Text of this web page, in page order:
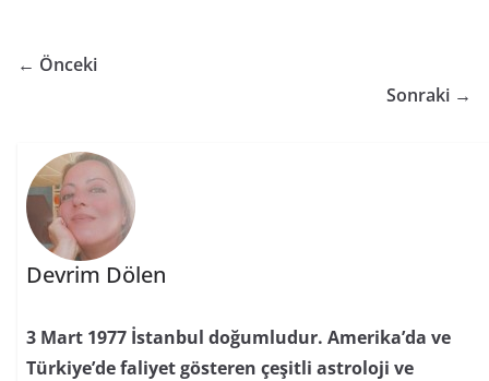
← Önceki
Sonraki →
Devrim Dölen
3 Mart 1977 İstanbul doğumludur. Amerika’da ve
Türkiye’de faliyet gösteren çeşitli astroloji ve